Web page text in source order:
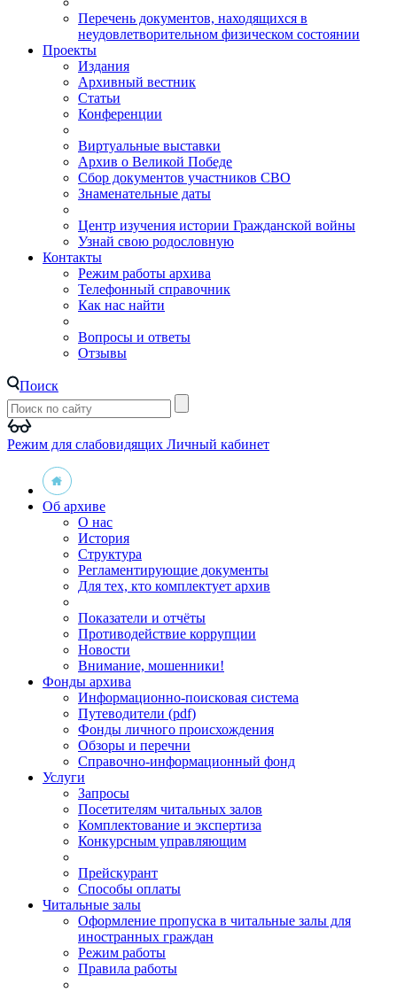
Перечень документов, находящихся в
неудовлетворительном физическом состоянии
Проекты
Издания
Архивный вестник
Статьи
Конференции
Виртуальные выставки
Архив о Великой Победе
Сбор документов участников СВО
Знаменательные даты
Центр изучения истории Гражданской войны
Узнай свою родословную
Контакты
Режим работы архива
Телефонный справочник
Как нас найти
Вопросы и ответы
Отзывы
Поиск
Режим для слабовидящих Личный кабинет
Об архиве
О нас
История
Структура
Регламентирующие документы
Для тех, кто комплектует архив
Показатели и отчёты
Противодействие коррупции
Новости
Внимание, мошенники!
Фонды архива
Информационно-поисковая система
Путеводители (pdf)
Фонды личного происхождения
Обзоры и перечни
Справочно-информационный фонд
Услуги
Запросы
Посетителям читальных залов
Комплектование и экспертиза
Конкурсным управляющим
Прейскурант
Способы оплаты
Читальные залы
Оформление пропуска в читальные залы для
иностранных граждан
Режим работы
Правила работы